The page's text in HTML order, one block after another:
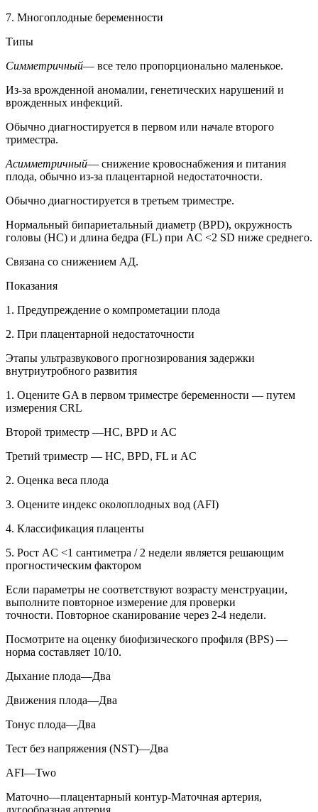
7. Многоплодные беременности
Типы
Симметричный— все тело пропорционально маленькое.
Из-за врожденной аномалии, генетических нарушений и
врожденных инфекций.
Обычно диагностируется в первом или начале второго
триместра.
Асимметричный— снижение кровоснабжения и питания
плода, обычно из-за плацентарной недостаточности.
Обычно диагностируется в третьем триместре.
Нормальный бипариетальный диаметр (BPD), окружность
головы (HC) и длина бедра (FL) при AC <2 SD ниже среднего.
Связана со снижением АД.
Показания
1. Предупреждение о компрометации плода
2. При плацентарной недостаточности
Этапы ультразвукового прогнозирования задержки
внутриутробного развития
1. Оцените GA в первом триместре беременности — путем
измерения CRL
Второй триместр —HC, BPD и AC
Третий триместр — HC, BPD, FL и AC
2. Оценка веса плода
3. Оцените индекс околоплодных вод (AFI)
4. Классификация плаценты
5. Рост AC <1 сантиметра / 2 недели является решающим
прогностическим фактором
Если параметры не соответствуют возрасту менструации,
выполните повторное измерение для проверки
точности. Повторное сканирование через 2-4 недели.
Посмотрите на оценку биофизического профиля (BPS) —
норма составляет 10/10.
Дыхание плода—Два
Движения плода—Два
Тонус плода—Два
Тест без напряжения (NST)—Два
AFI—Two
Маточно—плацентарный контур-Маточная артерия,
дугообразная артерия